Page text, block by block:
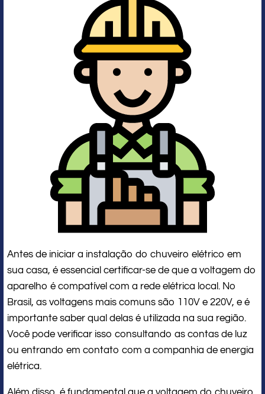
Antes de iniciar a instalação do chuveiro elétrico em
sua casa, é essencial certificar-se de que a voltagem do
aparelho é compatível com a rede elétrica local. No
Brasil, as voltagens mais comuns são 110V e 220V, e é
importante saber qual delas é utilizada na sua região.
Você pode verificar isso consultando as contas de luz
ou entrando em contato com a companhia de energia
elétrica.